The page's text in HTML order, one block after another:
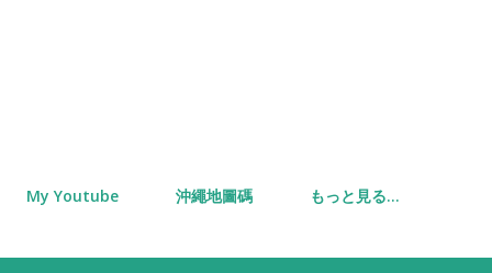
My Youtube 沖繩地圖碼 もっと見る…